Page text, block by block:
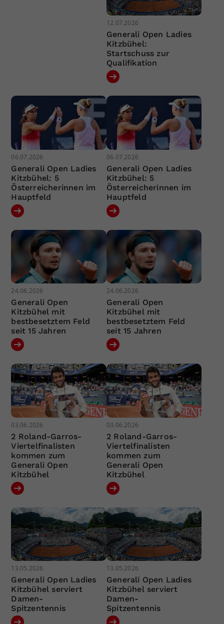
12.07.2026
Generali Open Ladies
Kitzbühel:
Startschuss zur
Qualifikation
06.07.2026
Generali Open Ladies
Kitzbühel: 5
Österreicherinnen im
Hauptfeld
06.07.2026
Generali Open Ladies
Kitzbühel: 5
Österreicherinnen im
Hauptfeld
24.06.2026
Generali Open
Kitzbühel mit
bestbesetztem Feld
seit 15 Jahren
24.06.2026
Generali Open
Kitzbühel mit
bestbesetztem Feld
seit 15 Jahren
03.06.2026
2 Roland-Garros-
Viertelfinalisten
kommen zum
Generali Open
Kitzbühel
03.06.2026
2 Roland-Garros-
Viertelfinalisten
kommen zum
Generali Open
Kitzbühel
13.05.2026
Generali Open Ladies
Kitzbühel serviert
Damen-
Spitzentennis
13.05.2026
Generali Open Ladies
Kitzbühel serviert
Damen-
Spitzentennis